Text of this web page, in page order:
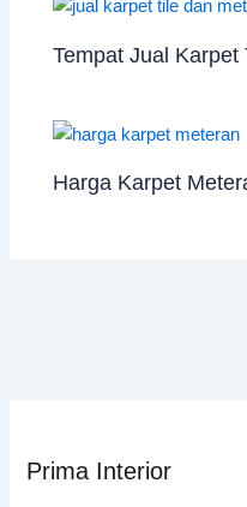
Tempat Jual
Harga Karpet
Prima Interior